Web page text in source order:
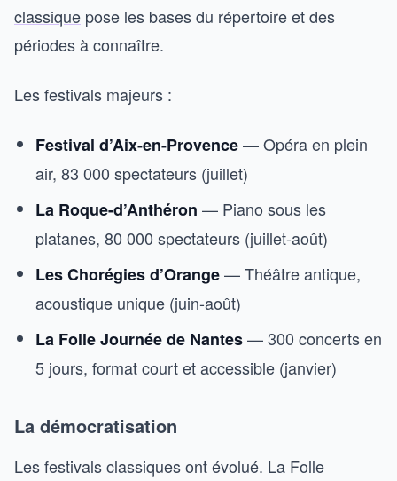
classique pose les bases du répertoire et des
périodes à connaître.
Les festivals majeurs :
Festival d’Aix-en-Provence— Opéra en plein
air, 83 000 spectateurs (juillet)
La Roque-d’Anthéron — Piano sous les
platanes, 80 000 spectateurs (juillet-août)
Les Chorégies d’Orange— Théâtre antique,
acoustique unique (juin-août)
La Folle Journée de Nantes— 300 concerts en
5 jours, format court et accessible (janvier)
La démocratisation
Les festivals classiques ont évolué. La Folle